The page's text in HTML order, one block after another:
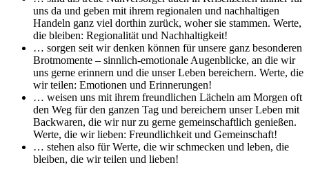
uns da und geben mit ihrem regionalen und nachhaltigen
Handeln ganz viel dorthin zurück, woher sie stammen. Werte,
die bleiben: Regionalität und Nachhaltigkeit!
… sorgen seit wir denken können für unsere ganz besonderen
Brotmomente – sinnlich-emotionale Augenblicke, an die wir
uns gerne erinnern und die unser Leben bereichern. Werte, die
wir teilen: Emotionen und Erinnerungen!
… weisen uns mit ihrem freundlichen Lächeln am Morgen oft
den Weg für den ganzen Tag und bereichern unser Leben mit
Backwaren, die wir nur zu gerne gemeinschaftlich genießen.
Werte, die wir lieben: Freundlichkeit und Gemeinschaft!
… stehen also für Werte, die wir schmecken und leben, die
bleiben, die wir teilen und lieben!